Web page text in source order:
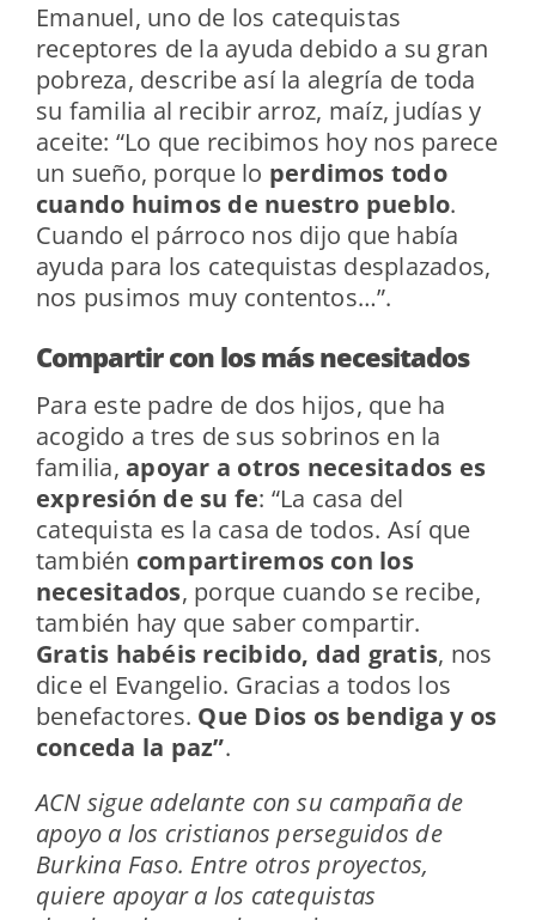
Emanuel, uno de los catequistas
receptores de la ayuda debido a su gran
pobreza, describe así la alegría de toda
su familia al recibir arroz, maíz, judías y
aceite: “Lo que recibimos hoy nos parece
un sueño, porque lo perdimos todo
cuando huimos de nuestro pueblo.
Cuando el párroco nos dijo que había
ayuda para los catequistas desplazados,
nos pusimos muy contentos…”.
Compartir con los más necesitados
Para este padre de dos hijos, que ha
acogido a tres de sus sobrinos en la
familia,apoyar a otros necesitados es
expresión de su fe: “La casa del
catequista es la casa de todos. Así que
también compartiremos con los
necesitados, porque cuando se recibe,
también hay que saber compartir.
Gratis habéis recibido, dad gratis, nos
dice el Evangelio. Gracias a todos los
benefactores. Que Dios os bendiga y os
conceda la paz”.
ACN sigue adelante con su campaña de
apoyo a los cristianos perseguidos de
Burkina Faso. Entre otros proyectos,
quiere apoyar a los catequistas